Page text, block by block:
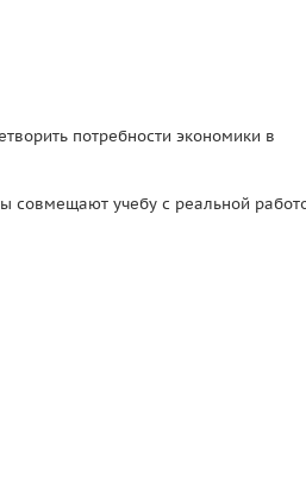
потребности экономики в
совмещают учебу с реальной